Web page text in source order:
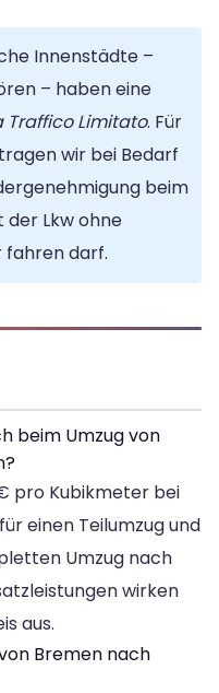
Innenstädte –
– haben eine
Traffico Limitato. Für
wir bei Bedarf
beim
der Lkw ohne
fahren darf.
beim Umzug von
pro Kubikmeter bei
einen Teilumzug und
Umzug nach
wirken
aus.
Bremen nach